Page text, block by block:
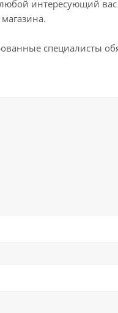
интересующий
специалисты